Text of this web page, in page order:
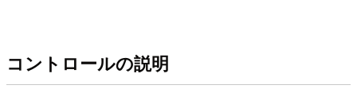
コントロールの説明